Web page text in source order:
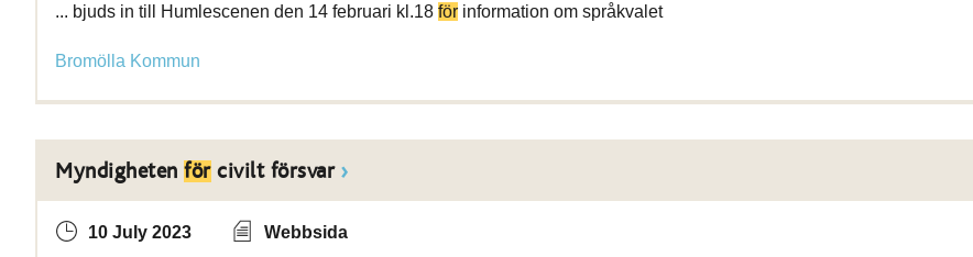
... bjuds in till Humlescenen den 14 februari kl.18 för information om språkvalet
Bromölla Kommun
Myndigheten förcivilt försvar
10 July 2023 Webbsida